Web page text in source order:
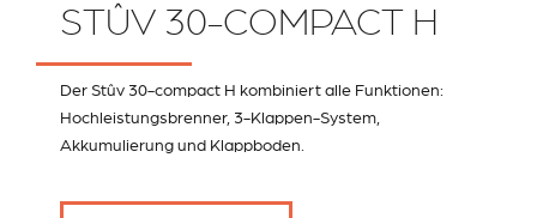
STÛV 30-COMPACT H
Der Stûv 30-compact H kombiniert alle Funktionen:
Hochleistungsbrenner, 3-Klappen-System,
Akkumulierung und Klappboden.